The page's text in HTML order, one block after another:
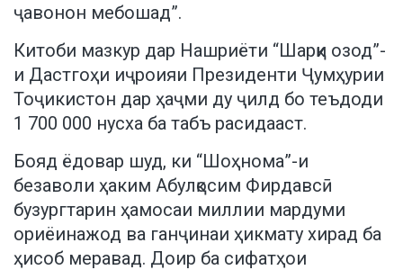
ҷавонон мебошад”.
Китоби мазкур дар Нашриёти “Шарқи озод”-
и Дастгоҳи иҷроияи Президенти Ҷумҳурии
Тоҷикистон дар ҳаҷми ду ҷилд бо теъдоди
1 700 000 нусха ба табъ расидааст.
Бояд ёдовар шуд, ки “Шоҳнома”-и
безаволи ҳаким Абулқосим Фирдавсӣ
бузургтарин ҳамосаи миллии мардуми
ориёинажод ва ганҷинаи ҳикмату хирад ба
ҳисоб меравад. Доир ба сифатҳои